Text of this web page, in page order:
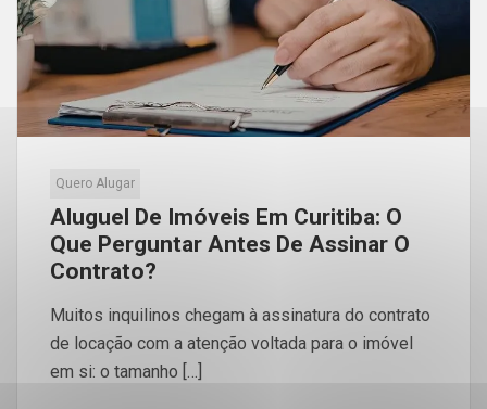
Quero Alugar
Aluguel De Imóveis Em Curitiba: O
Que Perguntar Antes De Assinar O
Contrato?
Muitos inquilinos chegam à assinatura do contrato
de locação com a atenção voltada para o imóvel
em si: o tamanho […]